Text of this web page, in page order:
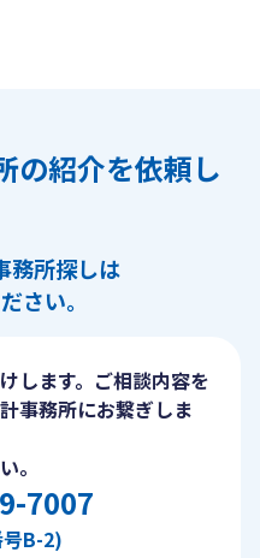
の紹介を依頼し
務所探しは
さい。
します。ご相談内容を
事務所にお繋ぎしま
。
7007
B-2)